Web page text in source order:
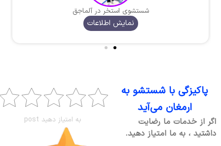
شستشوی استخر در آلماجق
نمایش اطلاعات
پاکیزگی با شستشو به
ارمغان می‌آید
اگر از خدمات ما رضایت
داشتید ، به ما امتیاز دهید.
به امتیاز دهید post